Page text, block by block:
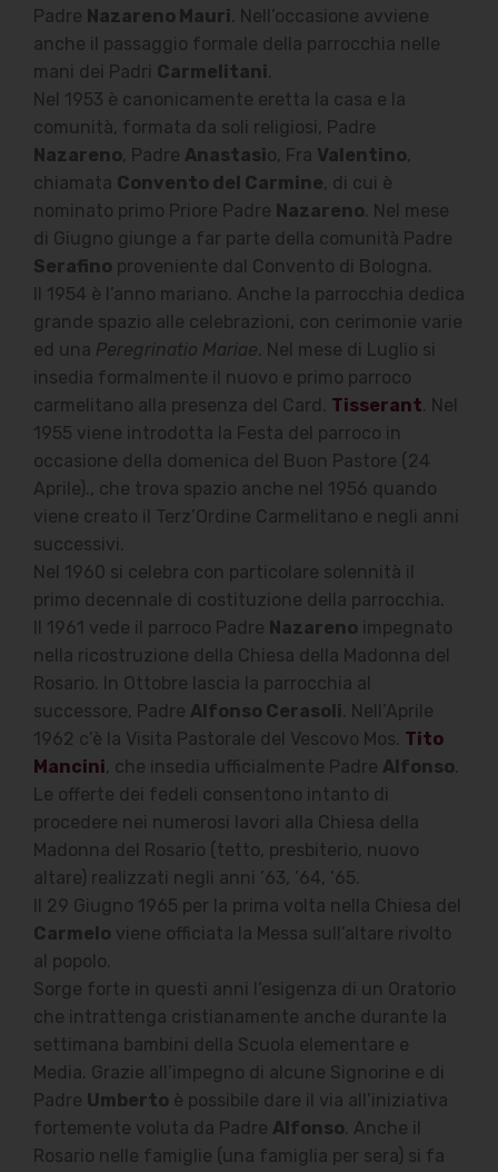
Padre Nazareno Mauri. Nell’occasione avviene
anche il passaggio formale della parrocchia nelle
mani dei Padri Carmelitani.
Nel 1953 è canonicamente eretta la casa e la
comunità, formata da soli religiosi, Padre
Nazareno, Padre Anastasio, Fra Valentino,
chiamata Convento del Carmine, di cui è
nominato primo Priore Padre Nazareno. Nel mese
di Giugno giunge a far parte della comunità Padre
Serafino proveniente dal Convento di Bologna.
Il 1954 è l’anno mariano. Anche la parrocchia dedica
grande spazio alle celebrazioni, con cerimonie varie
ed una Peregrinatio Mariae. Nel mese di Luglio si
insedia formalmente il nuovo e primo parroco
carmelitano alla presenza del Card. Tisserant. Nel
1955 viene introdotta la Festa del parroco in
occasione della domenica del Buon Pastore (24
Aprile)., che trova spazio anche nel 1956 quando
viene creato il Terz’Ordine Carmelitano e negli anni
successivi.
Nel 1960 si celebra con particolare solennità il
primo decennale di costituzione della parrocchia.
Il 1961 vede il parroco Padre Nazareno impegnato
nella ricostruzione della Chiesa della Madonna del
Rosario. In Ottobre lascia la parrocchia al
successore, Padre Alfonso Cerasoli. Nell’Aprile
1962 c’è la Visita Pastorale del Vescovo Mos. Tito
Mancini, che insedia ufficialmente Padre Alfonso.
Le offerte dei fedeli consentono intanto di
procedere nei numerosi lavori alla Chiesa della
Madonna del Rosario (tetto, presbiterio, nuovo
altare) realizzati negli anni ’63, ’64, ’65.
Il 29 Giugno 1965 per la prima volta nella Chiesa del
Carmelo viene officiata la Messa sull’altare rivolto
al popolo.
Sorge forte in questi anni l’esigenza di un Oratorio
che intrattenga cristianamente anche durante la
settimana bambini della Scuola elementare e
Media. Grazie all’impegno di alcune Signorine e di
Padre Umberto è possibile dare il via all’iniziativa
fortemente voluta da Padre Alfonso. Anche il
Rosario nelle famiglie (una famiglia per sera) si fa